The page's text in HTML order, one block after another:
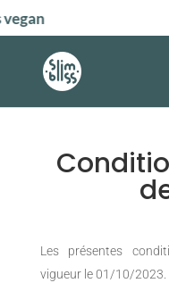
Les présentes
vigueur le 01/10/2023.